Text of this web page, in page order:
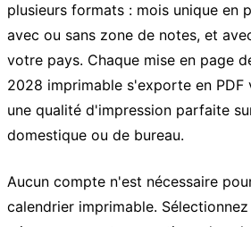
plusieurs formats : mois unique en
avec ou sans zone de notes, et
votre pays. Chaque mise en page
2028 imprimable s'exporte en
une qualité d'impression parfaite
domestique ou de bureau.
Aucun compte n'est nécessaire
calendrier imprimable.